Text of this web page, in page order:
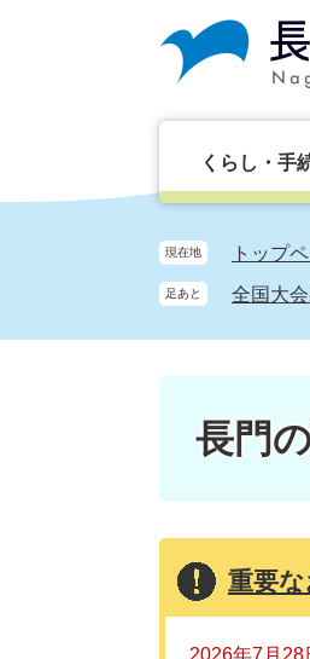
くらし・手
現在地 トップ
足あと 全国大
長門
重要
2026年7月28